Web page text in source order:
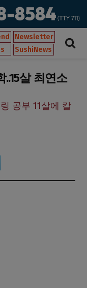
Newsletter
SushiNews
살 최연소
공부 11살에 칼